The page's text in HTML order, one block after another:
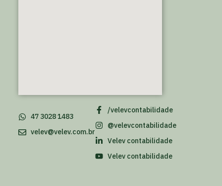
/velevcontabilidade
@velevcontabilidade
Velev contabilidade
Velev contabilidade
47 3028 1483
velev@velev.com.br